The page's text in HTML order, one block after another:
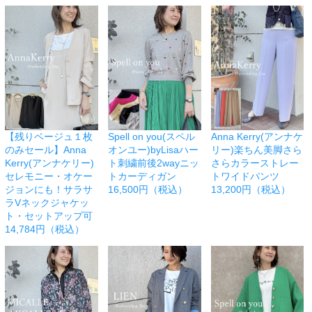
【残りベージュ１枚
のみセール】Anna
Kerry(アンナケリー)
セレモニー・オケー
ジョンにも！サラサ
ラVネックジャケッ
ト・セットアップ可
14,784円（税込）
Spell on you(スペル
オンユー)byLisaハー
ト刺繍前後2wayニッ
トカーディガン
16,500円（税込）
Anna Kerry(アンナケ
リー)楽ちん美脚さら
さらカラーストレー
トワイドパンツ
13,200円（税込）